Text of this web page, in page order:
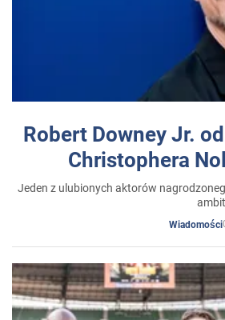
Robert Downey Jr.
Christophera
Jeden z ulubionych aktorów
Wiadomości